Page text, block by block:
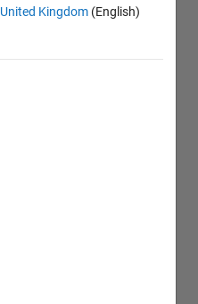
United Kingdom (English)